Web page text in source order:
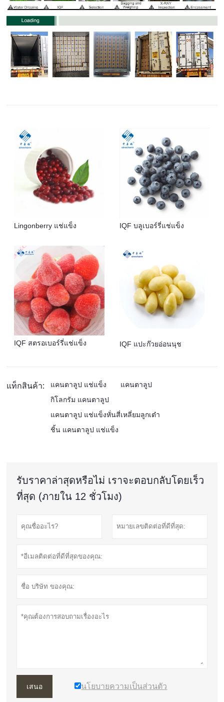
Lingonberry แช่แข็ง IQF บลูเบอร์รี่แช่แข็ง
IQF สตรอเบอร์รี่แช่แข็ง IQF แปะก๊วยอ่อนนุช
แท็กสินค้า: แคนตาลูป แช่แข็ง
แคนตาลูป
กิโลกรัม แคนตาลูป
แคนตาลูป แช่แข็งหั่นสี่เหลี่ยมลูกเต๋า
ชิ้น แคนตาลูป แช่แข็ง
รับราคาล่าสุดหรือไม่ เราจะตอบกลับโดยเร็ว
ที่สุด (ภายใน 12 ชั่วโมง)
เสนอ นโยบายความเป็นส่วนตัว